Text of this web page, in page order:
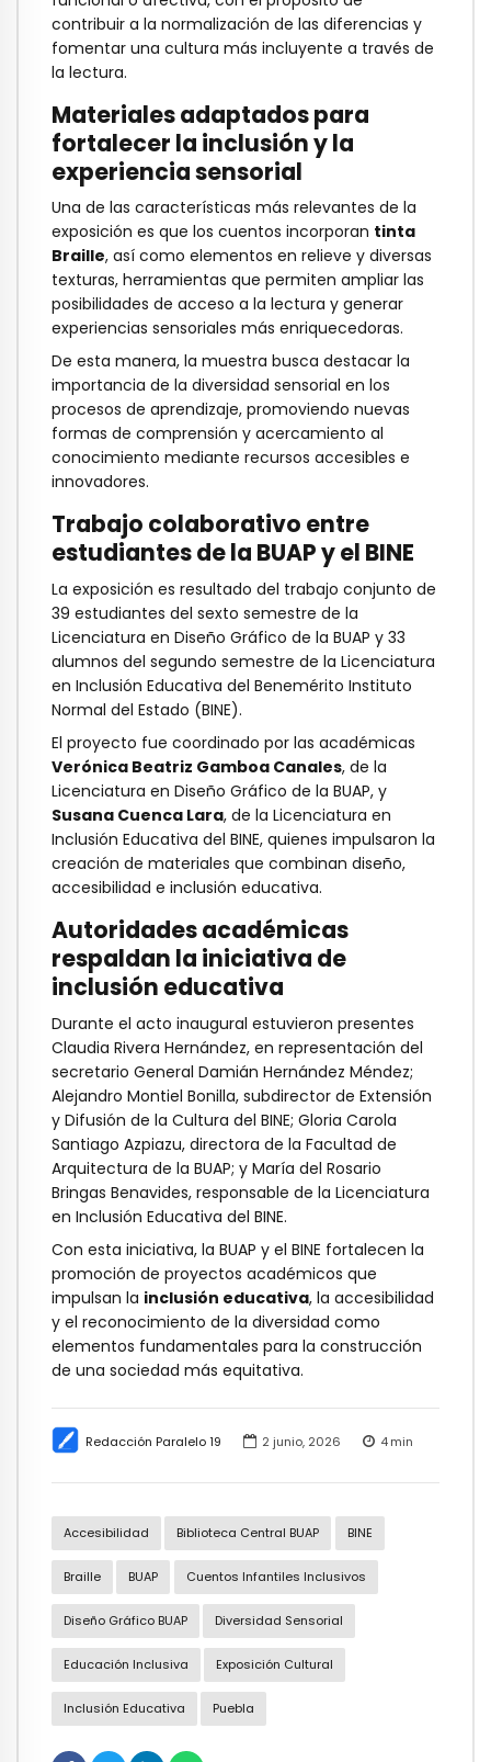
Redacción Paralelo 19 2 junio, 2026 4min
Accesibilidad Biblioteca Central BUAP BINE
Braille BUAP Cuentos Infantiles Inclusivos
Diseño Gráfico BUAP Diversidad Sensorial
Educación Inclusiva Exposición Cultural
Inclusión Educativa Puebla
contribuir a la normalización de las diferencias y
fomentar una cultura más incluyente a través de
la lectura.
Materiales adaptados para
fortalecer la inclusión y la
experiencia sensorial
Una de las características más relevantes de la
exposición es que los cuentos incorporan tinta
Braille, así como elementos en relieve y diversas
texturas, herramientas que permiten ampliar las
posibilidades de acceso a la lectura y generar
experiencias sensoriales más enriquecedoras.
De esta manera, la muestra busca destacar la
importancia de la diversidad sensorial en los
procesos de aprendizaje, promoviendo nuevas
formas de comprensión y acercamiento al
conocimiento mediante recursos accesibles e
innovadores.
Trabajo colaborativo entre
estudiantes de la BUAP y el BINE
La exposición es resultado del trabajo conjunto de
39 estudiantes del sexto semestre de la
Licenciatura en Diseño Gráfico de la BUAP y 33
alumnos del segundo semestre de la Licenciatura
en Inclusión Educativa del Benemérito Instituto
Normal del Estado (BINE).
El proyecto fue coordinado por las académicas
Verónica Beatriz Gamboa Canales, de la
Licenciatura en Diseño Gráfico de la BUAP, y
Susana Cuenca Lara, de la Licenciatura en
Inclusión Educativa del BINE, quienes impulsaron la
creación de materiales que combinan diseño,
accesibilidad e inclusión educativa.
Autoridades académicas
respaldan la iniciativa de
inclusión educativa
Durante el acto inaugural estuvieron presentes
Claudia Rivera Hernández, en representación del
secretario General Damián Hernández Méndez;
Alejandro Montiel Bonilla, subdirector de Extensión
y Difusión de la Cultura del BINE; Gloria Carola
Santiago Azpiazu, directora de la Facultad de
Arquitectura de la BUAP; y María del Rosario
Bringas Benavides, responsable de la Licenciatura
en Inclusión Educativa del BINE.
Con esta iniciativa, la BUAP y el BINE fortalecen la
promoción de proyectos académicos que
impulsan la inclusión educativa, la accesibilidad
y el reconocimiento de la diversidad como
elementos fundamentales para la construcción
de una sociedad más equitativa.